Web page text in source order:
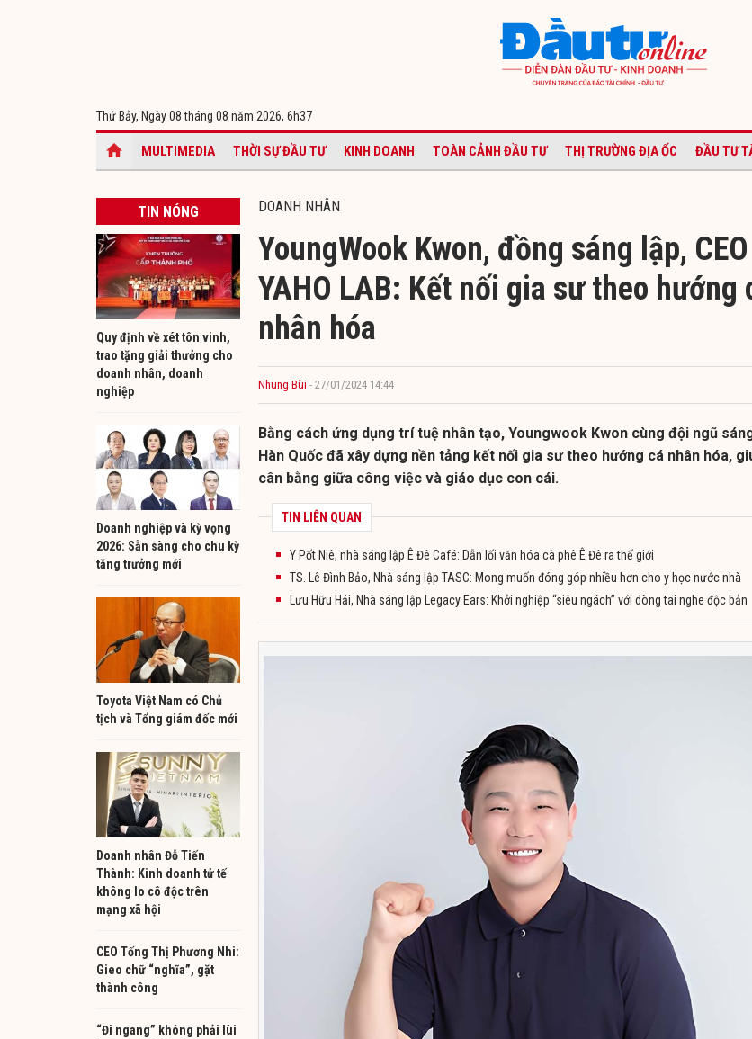
Thứ Bảy, Ngày 08 tháng 08 năm 2026, 6h37
MULTIMEDIA THỜI SỰ ĐẦU TƯ KINH DOANH TOÀN CẢNH ĐẦU TƯ THỊ TRƯỜNG ĐỊA ỐC ĐẦU TƯ
TIN NÓNG
Quy định về xét tôn vinh,
trao tặng giải thưởng cho
doanh nhân, doanh
nghiệp
Doanh nghiệp và kỳ vọng
2026: Sẵn sàng cho chu kỳ
tăng trưởng mới
Toyota Việt Nam có Chủ
tịch và Tổng giám đốc mới
Doanh nhân Đỗ Tiến
Thành: Kinh doanh tử tế
không lo cô độc trên
mạng xã hội
CEO Tống Thị Phương Nhi:
Gieo chữ “nghĩa”, gặt
thành công
“Đi ngang” không phải lùi
DOANH NHÂN
YoungWook Kwon, đồng sáng lập, CEO
YAHO LAB: Kết nối gia sư theo hướng
nhân hóa
Nhung Bùi - 27/01/2024 14:44
Bằng cách ứng dụng trí tuệ nhân tạo, Youngwook Kwon cùng đội ngũ
Hàn Quốc đã xây dựng nền tảng kết nối gia sư theo hướng cá nhân hóa,
cân bằng giữa công việc và giáo dục con cái.
TIN LIÊN QUAN
Y Pốt Niê, nhà sáng lập Ê Đê Café: Dẫn lối văn hóa cà phê Ê Đê ra thế giới
TS. Lê Đình Bảo, Nhà sáng lập TASC: Mong muốn đóng góp nhiều hơn cho y học nước nhà
Lưu Hữu Hải, Nhà sáng lập Legacy Ears: Khởi nghiệp “siêu ngách” với dòng tai nghe độc bản